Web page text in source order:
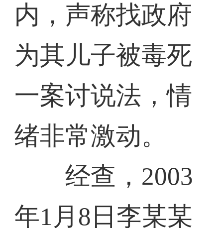
内，声称找政府
为其儿子被毒死
一案讨说法，情
绪非常激动。
经查，2003
年1月8日李某某